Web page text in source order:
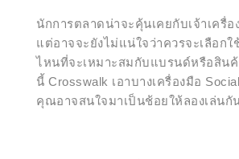
นักการตลาดน่าจะคุ้นเคยกับเจ้าเครื่
แต่อาจจะยังไม่แน่ใจว่าควรจะเลือกใ
ไหนที่จะเหมาะสมกับแบรนด์หรือสินค้
นี้ Crosswalk เอาบางเครื่องมือ
คุณอาจสนใจมาเป็นช้อยให้ลองเล่นกั